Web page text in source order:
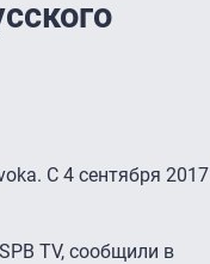
С 4 сентября 2017
TV, сообщили в